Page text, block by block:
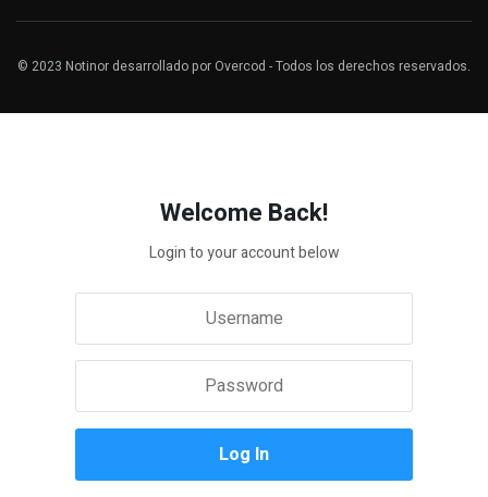
© 2023 Notinor desarrollado por Overcod - Todos los derechos reservados.
Welcome Back!
Login to your account below